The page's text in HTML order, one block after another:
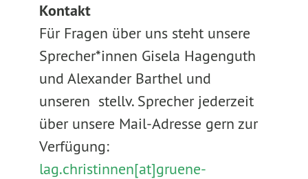
Kontakt
Für Fragen über uns steht unsere
Sprecher*innen Gisela Hagenguth
und Alexander Barthel und
unseren stellv. Sprecher jederzeit
über unsere Mail-Adresse gern zur
Verfügung:
lag.christinnen[at]gruene-